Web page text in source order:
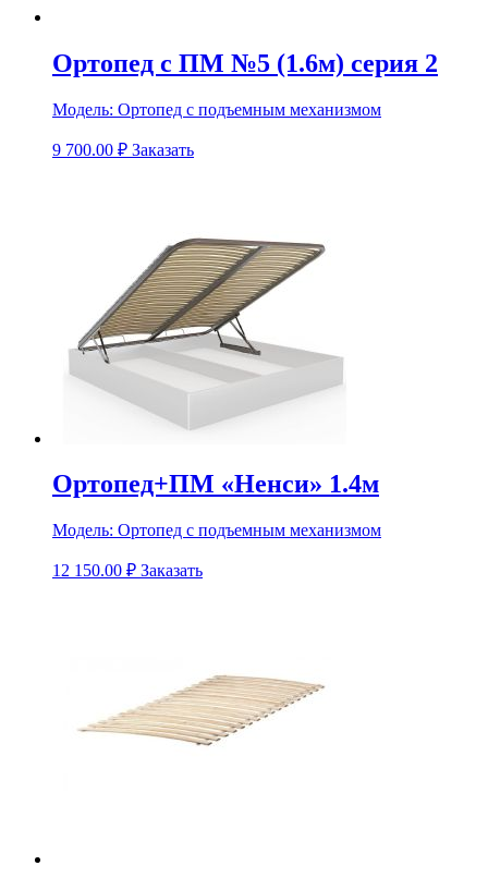
Ортопед с ПМ №5 (1.6м) серия 2
Модель: Ортопед с подъемным механизмом
9 700.00 ₽ Заказать
Ортопед+ПМ «Ненси» 1.4м
Модель: Ортопед с подъемным механизмом
12 150.00 ₽ Заказать